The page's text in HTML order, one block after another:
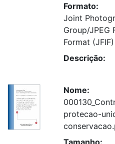
Formato:
Joint
Group/JPEG
Format (JFIF)
Descrição:
Nome:
protecao-
Tamanho: